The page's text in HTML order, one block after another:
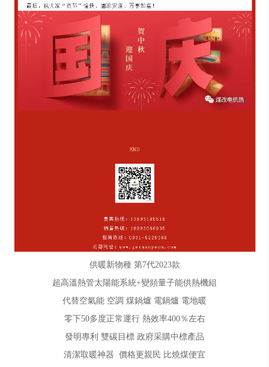
供暖新物種 第7代2023款
超高溫熱管太陽能系統+變頻量子能供熱機組
代替空氣能 空調 煤鍋爐 電鍋爐 電地暖
零下50多度正常運行 熱效率400％左右
發明專利 雙碳目標 政府采購中標產品
清潔取暖神器 價格更親民 比燒煤便宜